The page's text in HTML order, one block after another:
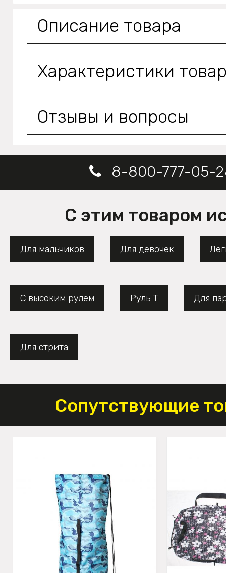
Описание товара
Характеристики
Отзывы и вопросы
8-800-777-05-
С этим товаром
Для мальчиков Для девочек
С высоким рулем Руль Т Для
Для стрита
Сопутствующие